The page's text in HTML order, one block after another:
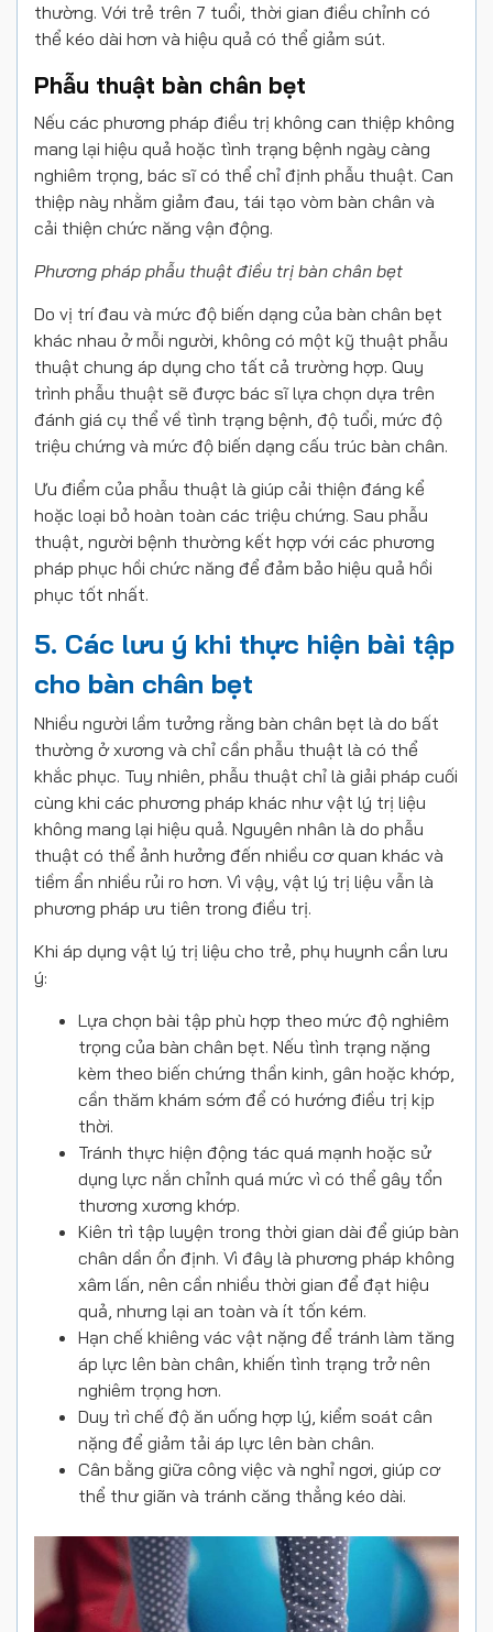
thường. Với trẻ trên 7 tuổi, thời gian điều chỉnh có
thể kéo dài hơn và hiệu quả có thể giảm sút.
Phẫu thuật bàn chân bẹt
Nếu các phương pháp điều trị không can thiệp không
mang lại hiệu quả hoặc tình trạng bệnh ngày càng
nghiêm trọng, bác sĩ có thể chỉ định phẫu thuật. Can
thiệp này nhằm giảm đau, tái tạo vòm bàn chân và
cải thiện chức năng vận động.
Phương pháp phẫu thuật điều trị bàn chân bẹt
Do vị trí đau và mức độ biến dạng của bàn chân bẹt
khác nhau ở mỗi người, không có một kỹ thuật phẫu
thuật chung áp dụng cho tất cả trường hợp. Quy
trình phẫu thuật sẽ được bác sĩ lựa chọn dựa trên
đánh giá cụ thể về tình trạng bệnh, độ tuổi, mức độ
triệu chứng và mức độ biến dạng cấu trúc bàn chân.
Ưu điểm của phẫu thuật là giúp cải thiện đáng kể
hoặc loại bỏ hoàn toàn các triệu chứng. Sau phẫu
thuật, người bệnh thường kết hợp với các phương
pháp phục hồi chức năng để đảm bảo hiệu quả hồi
phục tốt nhất.
5. Các lưu ý khi thực hiện bài tập
cho bàn chân bẹt
Nhiều người lầm tưởng rằng bàn chân bẹt là do bất
thường ở xương và chỉ cần phẫu thuật là có thể
khắc phục. Tuy nhiên, phẫu thuật chỉ là giải pháp cuối
cùng khi các phương pháp khác như vật lý trị liệu
không mang lại hiệu quả. Nguyên nhân là do phẫu
thuật có thể ảnh hưởng đến nhiều cơ quan khác và
tiềm ẩn nhiều rủi ro hơn. Vì vậy, vật lý trị liệu vẫn là
phương pháp ưu tiên trong điều trị.
Khi áp dụng vật lý trị liệu cho trẻ, phụ huynh cần lưu
ý:
Lựa chọn bài tập phù hợp theo mức độ nghiêm
trọng của bàn chân bẹt. Nếu tình trạng nặng
kèm theo biến chứng thần kinh, gân hoặc khớp,
cần thăm khám sớm để có hướng điều trị kịp
thời.
Tránh thực hiện động tác quá mạnh hoặc sử
dụng lực nắn chỉnh quá mức vì có thể gây tổn
thương xương khớp.
Kiên trì tập luyện trong thời gian dài để giúp bàn
chân dần ổn định. Vì đây là phương pháp không
xâm lấn, nên cần nhiều thời gian để đạt hiệu
quả, nhưng lại an toàn và ít tốn kém.
Hạn chế khiêng vác vật nặng để tránh làm tăng
áp lực lên bàn chân, khiến tình trạng trở nên
nghiêm trọng hơn.
Duy trì chế độ ăn uống hợp lý, kiểm soát cân
nặng để giảm tải áp lực lên bàn chân.
Cân bằng giữa công việc và nghỉ ngơi, giúp cơ
thể thư giãn và tránh căng thẳng kéo dài.